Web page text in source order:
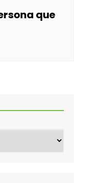
que